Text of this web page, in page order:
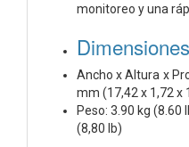
monitoreo y una
Dimensiones
Ancho x Altura x
mm (17,42 x 1,72 x
Peso: 3.90 kg (8.60
(8,80 lb)